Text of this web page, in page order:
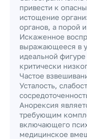
привести к
истощение
органов, а порой
Искаженное
выражающееся в
идеальной
критически
Частое
Усталость,
Анорексия
требующим
включающего
медицинское